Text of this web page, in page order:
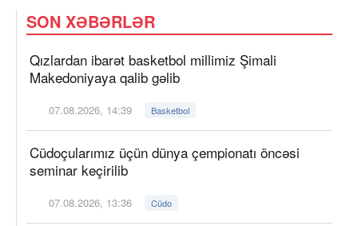
SON XƏBƏRLƏR
Qızlardan ibarət basketbol millimiz Şimali
Makedoniyaya qalib gəlib
07.08.2026, 14:39 Basketbol
Cüdoçularımız üçün dünya çempionatı öncəsi
seminar keçirilib
07.08.2026, 13:36 Cüdo